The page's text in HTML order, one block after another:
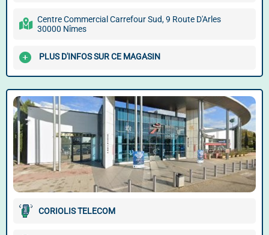
Centre Commercial Carrefour Sud, 9 Route D'Arles
30000 Nîmes
PLUS D'INFOS SUR CE MAGASIN
CORIOLIS TELECOM